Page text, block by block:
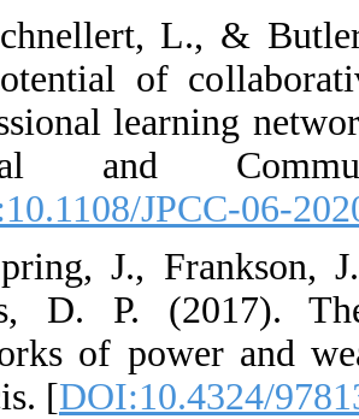
59.
the potential
professional
Capital
[DOI:10.1108/
60. Spring,
Banks, D. P.
Networks of
Francis. [